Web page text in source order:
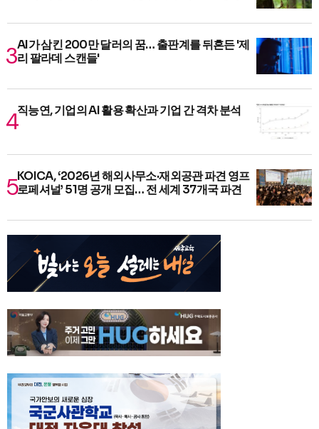
AI가 삼킨 200만 달러의 꿈… 출판계를 뒤흔든 '제
리 팔라데 스캔들'
직능연, 기업의 AI 활용 확산과 기업 간 격차 분석
KOICA, ‘2026년 해외사무소·재외공관 파견 영프
로페셔널’ 51명 공개 모집… 전 세계 37개국 파견